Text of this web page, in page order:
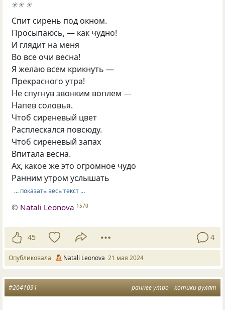
☀☀ ☀
Спит сирень под окном.
Просыпаюсь, — как чудно!
И глядит на меня
Во все очи весна!
Я желаю всем крикнуть —
Прекрасного утра!
Не спугнув звонким воплем —
Напев соловья.
Чтоб сиреневый цвет
Расплескался повсюду.
Чтоб сиреневый запах
Впитала весна.
Ах, какое же это огромное чудо
Ранним утром услышать
… показать весь текст …
© Natali Leonova 1570
45 4
Опубликовала Natali Leonova 21 мая 2024
раннее утро котики рулят
#2041091